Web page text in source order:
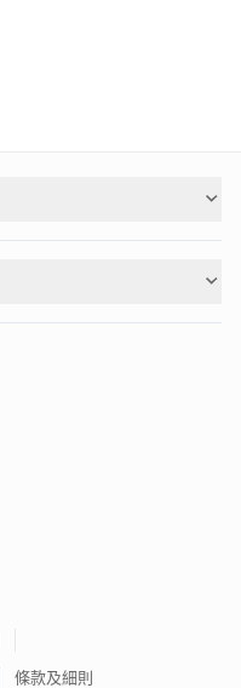
條款及細則